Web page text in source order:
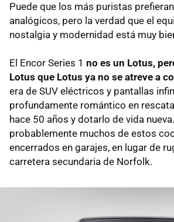
Puede que los más puristas
analógicos, pero la verdad que el
nostalgia y modernidad está muy
El Encor Series 1 no es un Lotus,
Lotus que Lotus ya no se atreve a
era de SUV eléctricos y pantallas
profundamente romántico en
hace 50 años y dotarlo de vida
probablemente muchos de estos
encerrados en garajes, en lugar de
carretera secundaria de Norfolk.